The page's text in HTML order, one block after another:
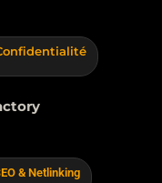
& Netlinking